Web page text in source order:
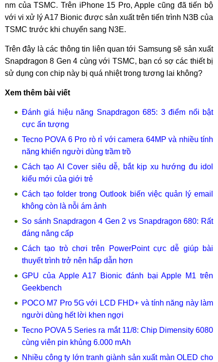
nm của TSMC. Trên iPhone 15 Pro, Apple cũng đã tiến bộ
với vi xử lý A17 Bionic được sản xuất trên tiến trình N3B của
TSMC trước khi chuyển sang N3E.
Trên đây là các thông tin liên quan tới Samsung sẽ sản xuất
Snapdragon 8 Gen 4 cùng với TSMC, bạn có sợ các thiết bị
sử dụng con chip này bị quá nhiệt trong tương lai không?
Xem thêm bài viết
Đánh giá hiệu năng Snapdragon 685: 3 điểm nổi bật
cực ấn tượng
Tecno POVA 6 Pro rò rỉ với camera 64MP và nhiều tính
năng khiến người dùng trầm trồ
Cách tạo AI Cover siêu dễ, bắt kịp xu hướng đu idol
kiểu mới của giới trẻ
Cách tạo folder trong Outlook biến việc quản lý email
không còn là nỗi ám ảnh
So sánh Snapdragon 4 Gen 2 vs Snapdragon 680: Rất
đáng nâng cấp
Cách tạo trò chơi trên PowerPoint cực dễ giúp bài
thuyết trình trở nên hấp dẫn hơn
GPU của Apple A17 Bionic đánh bại Apple M1 trên
Geekbench
POCO M7 Pro 5G với LCD FHD+ và tính năng này làm
người dùng hết lời khen ngợi
Tecno POVA 5 Series ra mắt 11/8: Chip Dimensity 6080
cùng viên pin khủng 6.000 mAh
Nhiều công ty lớn tranh giành sản xuất màn OLED cho